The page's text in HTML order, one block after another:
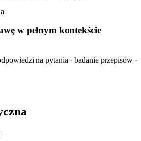
w pełnym kontekście
na pytania · badanie przepisów ·